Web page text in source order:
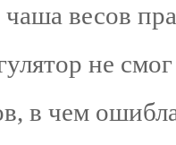
весов
не
в чем